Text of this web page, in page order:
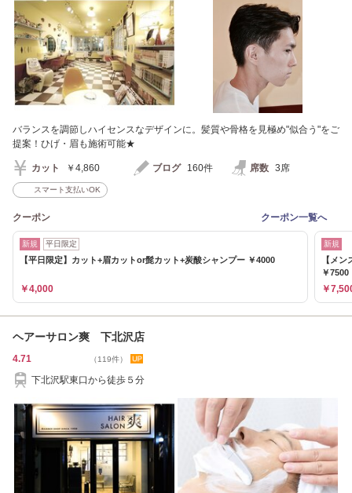
バランスを調節しハイセンスなデザインに。髪質や骨格を見極め"似合う"をご
提案！ひげ・眉も施術可能★
カット ￥4,860 ブログ 160件 席数 3席
スマート支払いOK
クーポン クーポン一覧へ
新規 平日限定
【平日限定】カット+眉カットor髭カット+炭酸シャンプー ￥4000
￥4,000
新規
【メ
￥7500
￥
ヘアーサロン爽 下北沢店
4.71 （119件）
下北沢駅東口から徒歩５分